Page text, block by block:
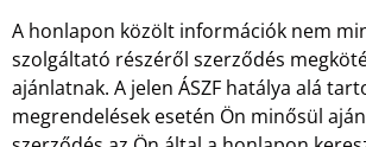
A honlapon közölt információk nem
szolgáltató részéről szerződés
ajánlatnak. A jelen ÁSZF hatálya alá
megrendelések esetén Ön minősül